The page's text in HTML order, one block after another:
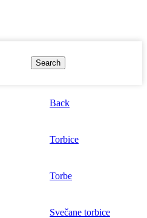
Search
Back
Torbice
Torbe
Svečane torbice